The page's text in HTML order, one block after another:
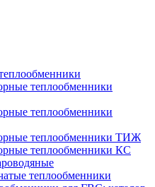
теплообменники
теплообменники
теплообменники ТИЖ
теплообменники КC
теплообменники